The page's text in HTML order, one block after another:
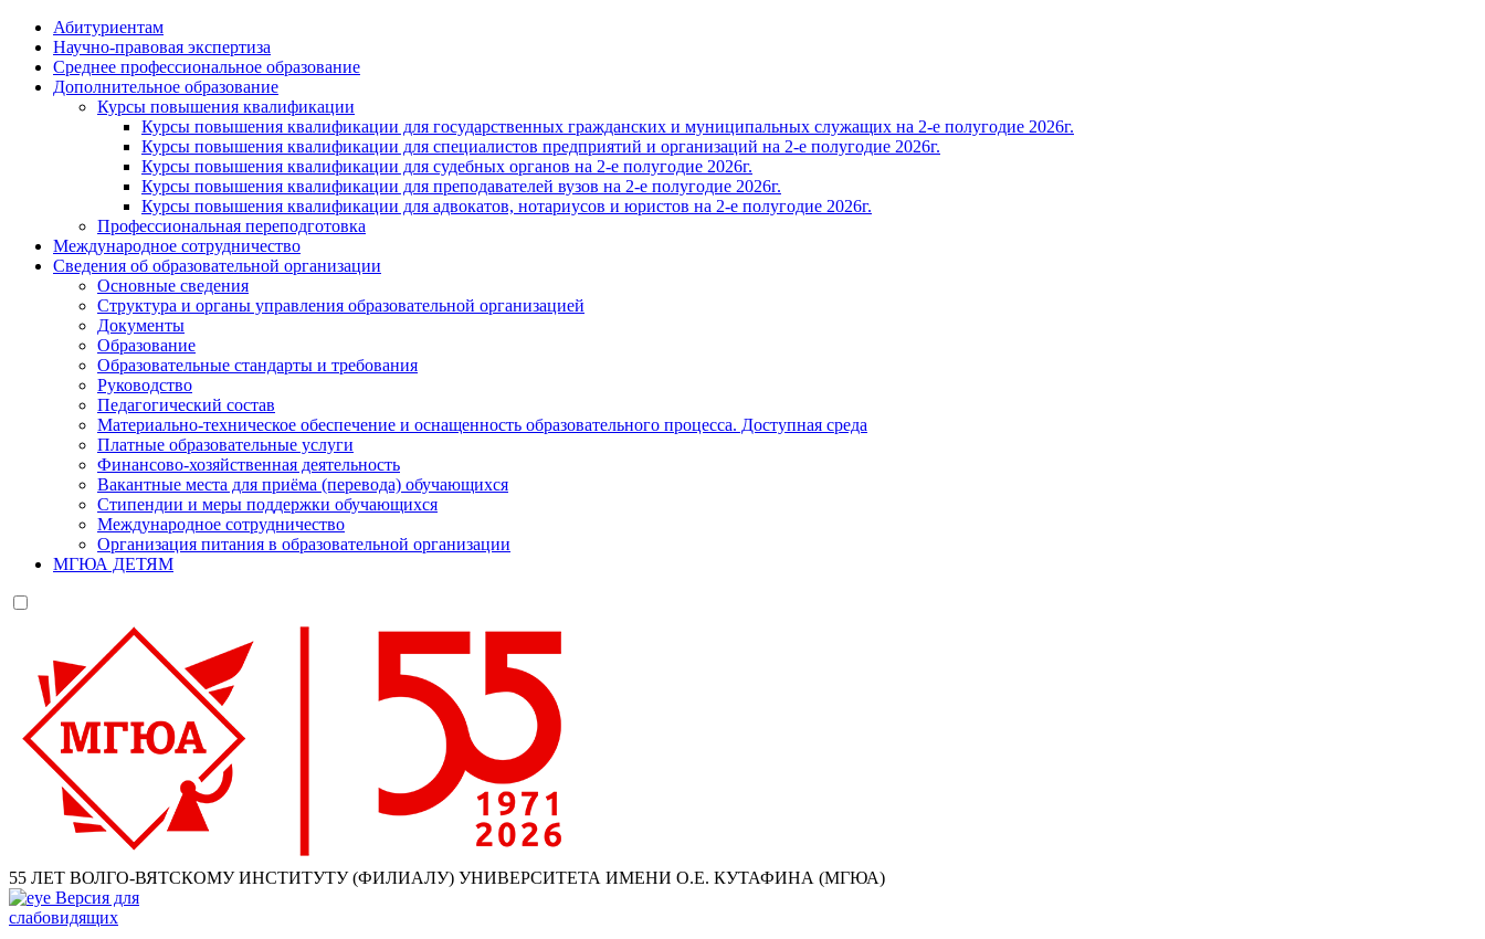
Абитуриентам
Научно-правовая экспертиза
Cреднее профессиональное образование
Дополнительное образование
Курсы повышения квалификации
Курсы повышения квалификации для государственных гражданских и муниципальных служащих на 2-е полугодие 2026г.
Курсы повышения квалификации для специалистов предприятий и организаций на 2-е полугодие 2026г.
Курсы повышения квалификации для судебных органов на 2-е полугодие 2026г.
Курсы повышения квалификации для преподавателей вузов на 2-е полугодие 2026г.
Курсы повышения квалификации для адвокатов, нотариусов и юристов на 2-е полугодие 2026г.
Профессиональная переподготовка
Международное сотрудничество
Сведения об образовательной организации
Основные сведения
Структура и органы управления образовательной организацией
Документы
Образование
Образовательные стандарты и требования
Руководство
Педагогический состав
Материально-техническое обеспечение и оснащенность образовательного процесса. Доступная среда
Платные образовательные услуги
Финансово-хозяйственная деятельность
Вакантные места для приёма (перевода) обучающихся
Стипендии и меры поддержки обучающихся
Международное сотрудничество
Организация питания в образовательной организации
МГЮА ДЕТЯМ
55 ЛЕТ ВОЛГО-ВЯТСКОМУ ИНСТИТУТУ (ФИЛИАЛУ) УНИВЕРСИТЕТА ИМЕНИ О.Е. КУТАФИНА (МГЮА)
Версия для
слабовидящих